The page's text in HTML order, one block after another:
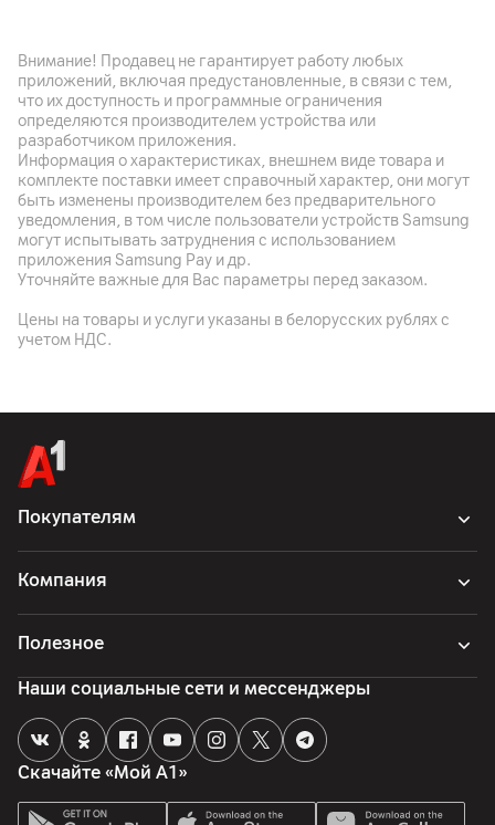
Давление
15 бар
Номинальная мощность
1450 Вт
Габариты
236 x 430 x 350 мм; 9.5 кг
Особенности
Возможность готовить 2 чашки; площадка для подогрева
Импортер
ООО "Электросервис и Ко", г. Минск, ул. Чернышевского,
10А, ком. 412А3
Производитель
De Longhi Appliances Srl., 31100 Италия , Treviso , Via L. Seitz
47
фильтр, ложка, кофемашина, инструмент для очистки,
чистящее средство, комплектная документация, индикатор
Страна производитель
Румыния
Внимание! Продавец не гарантирует работу любых
приложений, включая предустановленные, в связи с тем,
что их доступность и программные ограничения
определяются производителем устройства или
разработчиком приложения.
Информация о характеристиках, внешнем виде товара и
комплекте поставки имеет справочный характер, они могут
быть изменены производителем без предварительного
уведомления, в том числе пользователи устройств Samsung
могут испытывать затруднения с использованием
приложения Samsung Pay и др.
Уточняйте важные для Вас параметры перед заказом.
Цены на товары и услуги указаны в белорусских рублях с
учетом НДС.
Покупателям
Компания
Полезное
Скачайте «Мой А1»
Наши социальные сети и мессенджеры